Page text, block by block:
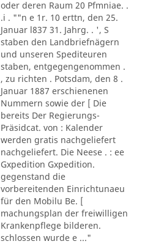
oder deren Raum 20 Pfmniae. .
.i . ""n e 1r. 10 erttn, den 25.
Januar l837 31. Jahrg. . ', S
staben den Landbriefnägern
und unseren Spediteuren
staben, entgegengenommen .
, zu richten . Potsdam, den 8 .
Januar 1887 erschienenen
Nummern sowie der [ Die
bereits Der Regierungs-
Präsidcat. von : Kalender
werden gratis nachgeliefert
nachgeliefert. Die Neese . : ee
Gxpedition Gxpedition.
gegenstand die
vorbereitenden Einrichtunaeu
für den Mobilu Be. [
machungsplan der freiwilligen
Krankenpflege bilderen.
schlossen wurde e ..."